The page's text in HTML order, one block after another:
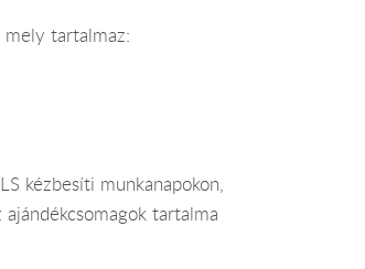
mely tartalmaz:
kézbesíti munkanapokon,
tartalma